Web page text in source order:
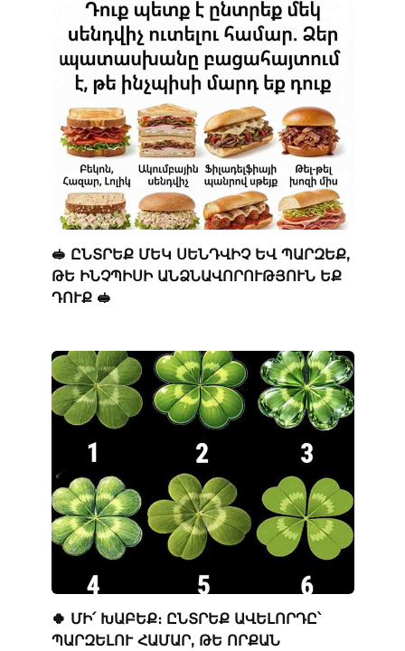
🥪 ԸՆՏՐԵՔ ՄԵԿ ՍԵՆԴՎԻՉ ԵՎ ՊԱՐԶԵՔ,
ԹԵ ԻՆՉՊԻՍԻ ԱՆՁՆԱՎՈՐՈՒԹՅՈՒՆ ԵՔ
ԴՈՒՔ 🥪
🍀 ՄԻ՛ ԽԱԲԵՔ։ ԸՆՏՐԵՔ ԱՎԵԼՈՐԴԸ՝
ՊԱՐԶԵԼՈՒ ՀԱՄԱՐ, ԹԵ ՈՐՔԱՆ